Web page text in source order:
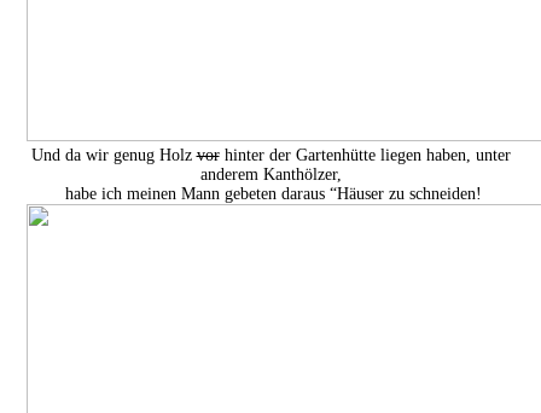
Und da wir genug Holzvorhinter der Gartenhütte liegen haben, unter
anderem Kanthölzer,
habe ich meinen Mann gebeten daraus “Häuser zu schneiden!